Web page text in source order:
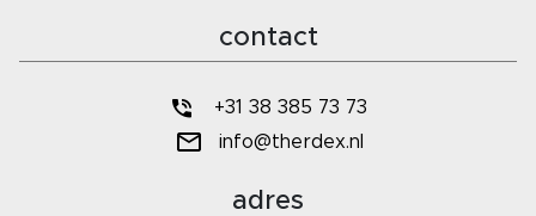
contact
+31 38 385 73 73
info@therdex.nl
adres